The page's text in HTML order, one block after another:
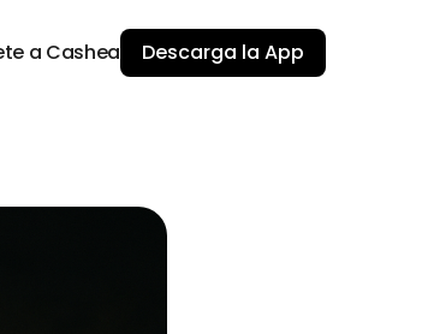
a Cashea Descarga la App